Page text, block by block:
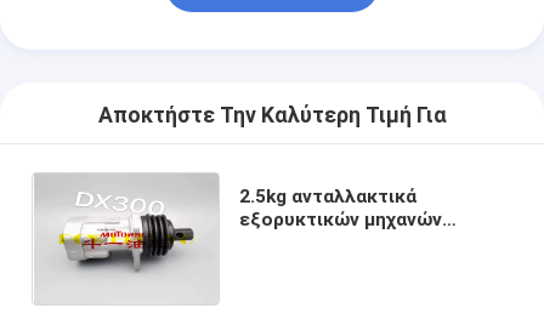
Αποκτήστε Την Καλύτερη Τιμή Για
2.5kg ανταλλακτικά
εξορυκτικών μηχανών